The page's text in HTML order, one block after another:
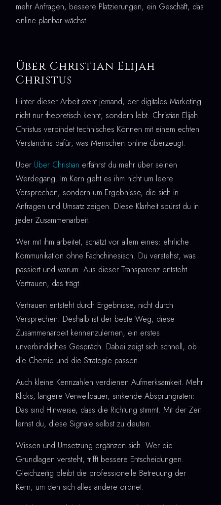
mehr Anfragen, bessere Platzierungen, ein Geschäft, das
online planbar wächst.
Über Christian Elijah
Christus
Hinter dieser Arbeit steht jemand, der digitales Marketing
nicht nur theoretisch kennt, sondern lebt. Christian Elijah
Christus verbindet technisches Können mit einem echten
Verständnis dafür, was Menschen online überzeugt.
Über Über Christian erfährst du mehr über seinen
Werdegang. Im Kern geht es ihm nicht um leere
Versprechen, sondern um Ergebnisse, die sich in
Anfragen und Umsatz zeigen. Diese Klarheit spürst du in
jeder Zusammenarbeit.
Wer mit ihm arbeitet, schätzt vor allem eines: ehrliche
Kommunikation ohne Fachchinesisch. Du verstehst, was
passiert und warum. Aus dieser Transparenz entsteht
Vertrauen, das trägt.
Vertrauen entsteht durch Ergebnisse, nicht durch
Versprechen. Deshalb ist der beste Weg, diese
Zusammenarbeit kennenzulernen, ein erstes
unverbindliches Gespräch. Dabei zeigt sich schnell, ob
die Chemie und die Strategie passen.
Auch kleine Kennzahlen verdienen Aufmerksamkeit. Mehr
Klicks, längere Verweildauer, sinkende Absprungraten:
Das sind Hinweise, dass die Richtung stimmt. Mit der Zeit
lernst du, diese Signale selbst zu deuten.
Wissen und Umsetzung ergänzen sich. Wer die
Grundlagen versteht, trifft bessere Entscheidungen.
Gleichzeitig bleibt die professionelle Betreuung der
Kern, um den sich alles andere ordnet.